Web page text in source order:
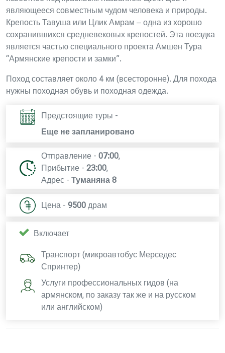
являющееся совместным чудом человека и природы.
Крепость Тавуша или Цлик Амрам – одна из хорошо
сохранившихся средневековых крепостей. Эта поездка
является частью специального проекта Амшен Тура
“Армянские крепости и замки”.
Поход составляет около 4 км (всесторонне). Для похода
нужны походная обувь и походная одежда.
Предстоящие туры -
Еще не запланировано
Отправление - 07:00,
Прибытие - 23:00,
Адрес - Туманяна 8
Цена - 9500 драм
Включает
Транспорт (микроавтобус Мерседес
Спринтер)
Услуги профессиональных гидов (на
армянском, по заказу так же и на русском
или английском)